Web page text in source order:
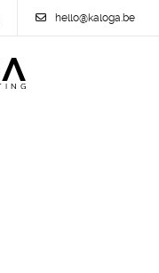
hello@kaloga.be